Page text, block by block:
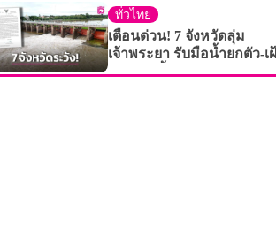
ครอบครัวรับร่างกลับบ้านเกิด
ทั่วไทย
เตือนด่วน! 7 จังหวัดลุ่ม
เจ้าพระยา รับมือน้ำยกตัว-เ
ระวังริมน้ำใกล้ชิด